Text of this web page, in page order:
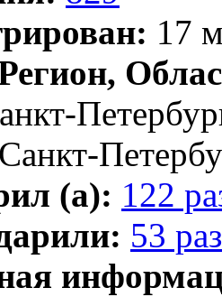
17
Санкт-
(а): 122
53